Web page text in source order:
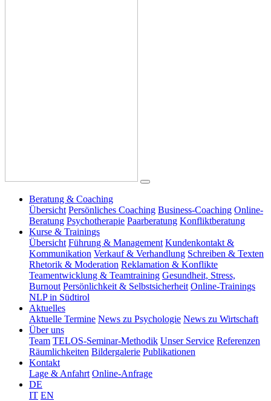
Beratung & Coaching
Übersicht Persönliches Coaching Business-Coaching Online-
Beratung Psychotherapie Paarberatung Konfliktberatung
Kurse & Trainings
Übersicht Führung & Management Kundenkontakt &
Kommunikation Verkauf & Verhandlung Schreiben & Texten
Rhetorik & Moderation Reklamation & Konflikte
Teamentwicklung & Teamtraining Gesundheit, Stress,
Burnout Persönlichkeit & Selbstsicherheit Online-Trainings
NLP in Südtirol
Aktuelles
Aktuelle Termine News zu Psychologie News zu Wirtschaft
Über uns
Team TELOS-Seminar-Methodik Unser Service Referenzen
Räumlichkeiten Bildergalerie Publikationen
Kontakt
Lage & Anfahrt Online-Anfrage
DE
IT EN